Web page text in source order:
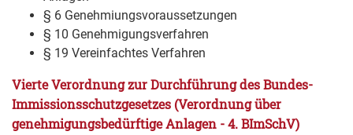
§ 6 Genehmiungsvoraussetzungen
§ 10 Genehmigungsverfahren
§ 19 Vereinfachtes Verfahren
Vierte Verordnung zur Durchführung des Bundes-
Immissionsschutzgesetzes (Verordnung über
genehmigungsbedürftige Anlagen - 4. BImSchV)